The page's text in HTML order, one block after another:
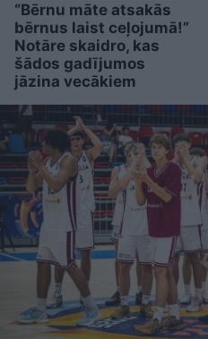
“Bērnu māte atsakās
bērnus laist ceļojumā!”
Notāre skaidro, kas
šādos gadījumos
jāzina vecākiem